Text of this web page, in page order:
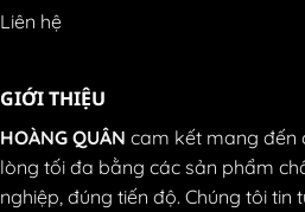
Liên hệ
GIỚI THIỆU
HOÀNG QUÂN cam kết mang đến
lòng tối đa bằng các sản phẩm
nghiệp, đúng tiến độ. Chúng tôi